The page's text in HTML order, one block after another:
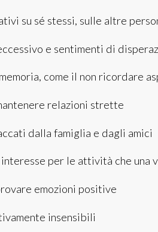
su sé stessi, sulle altre
e sentimenti di
come il non ricordare
relazioni strette
dalla famiglia e dagli amici
interesse per le attività che una
emozioni positive
insensibili